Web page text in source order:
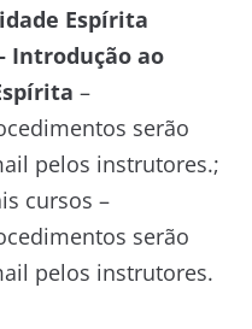
Espírita
Introdução ao
–
serão
pelos instrutores.;
cursos –
serão
pelos instrutores.